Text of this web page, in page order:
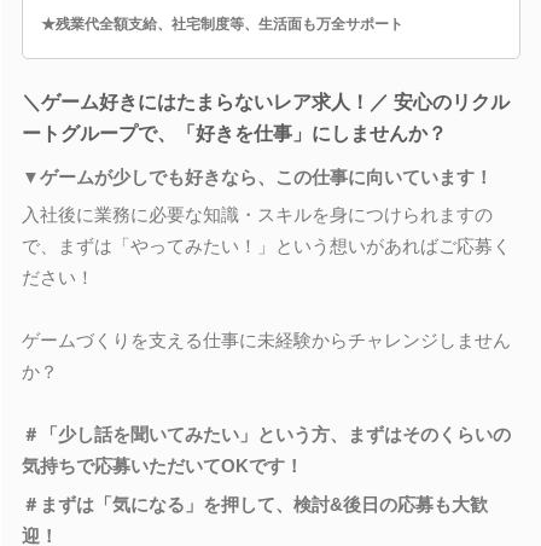
★残業代全額支給、社宅制度等、生活面も万全サポート
＼ゲーム好きにはたまらないレア求人！／ 安心のリクル
ートグループで、「好きを仕事」にしませんか？
▼ゲームが少しでも好きなら、この仕事に向いています！
入社後に業務に必要な知識・スキルを身につけられますの
で、まずは「やってみたい！」という想いがあればご応募く
ださい！
ゲームづくりを支える仕事に未経験からチャレンジしません
か？
＃「少し話を聞いてみたい」という方、まずはそのくらいの
気持ちで応募いただいてOKです！
＃まずは「気になる」を押して、検討&後日の応募も大歓
迎！